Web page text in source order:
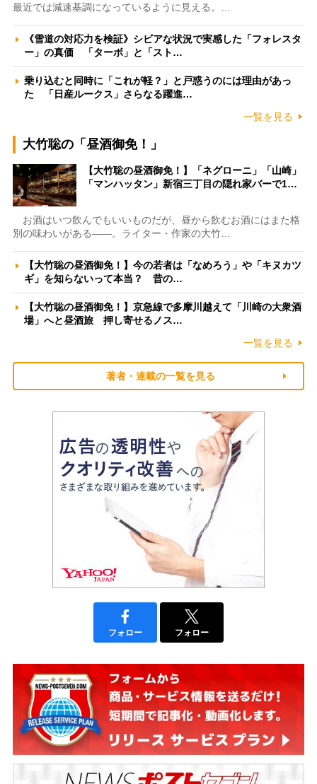
最近では減速基調になっているように見える。…
《雪道の対応力を検証》シビアな状況で実感した「フォレスタ
ー」の真価 「ターボ」と「スト…
乗り込むと同時に「これが軽？」と戸惑うのには理由があっ
た 「日産ルークス」さらなる躍進…
一覧を見る
大竹聡の「昼酒御免！」
【大竹聡の昼酒御免！】「ネグローニ」「山崎」
「マンハッタン」新宿三丁目の隠れ家バーで1…
お酒はいつ飲んでもいいものだが、昼から飲むお酒にはまた格
別の味わいがある――。ライター・作家の大竹…
【大竹聡の昼酒御免！】今の若者は「なめろう」や「キヌカツ
ギ」を知らないって本当？ 昔の…
【大竹聡の昼酒御免！】京急線で多摩川越えて「川崎の大衆酒
場」へと昼酒旅 押し寄せるノス…
一覧を見る
著者・連載の一覧を見る
フォロー フォロー